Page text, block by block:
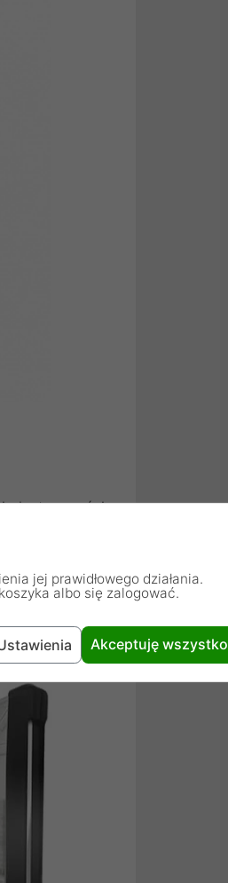
elastyczności,
jej prawidłowego działania.
albo się zalogować.
Akceptuję wszystko